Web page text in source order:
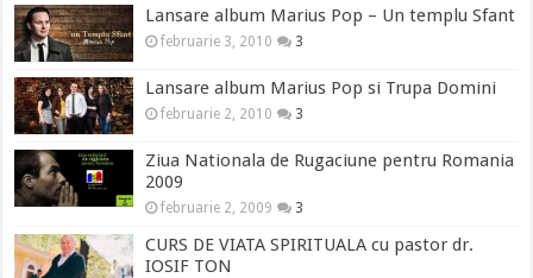
Lansare album Marius Pop – Un templu Sfant
februarie 3, 2010 3
Lansare album Marius Pop si Trupa Domini
februarie 2, 2010 3
Ziua Nationala de Rugaciune pentru Romania
2009
februarie 2, 2009 3
CURS DE VIATA SPIRITUALA cu pastor dr.
IOSIF TON